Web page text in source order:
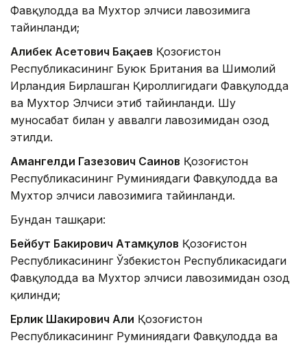
Фавқулодда ва Мухтор элчиси лавозимига
тайинланди;
Алибек Асетович Бақаев Қозоғистон
Республикасининг Буюк Британия ва Шимолий
Ирландия Бирлашган Қироллигидаги Фавқулодда
ва Мухтор Элчиси этиб тайинланди. Шу
муносабат билан у аввалги лавозимидан озод
этилди.
Амангелди Газезович Саинов Қозоғистон
Республикасининг Руминиядаги Фавқулодда ва
Мухтор элчиси лавозимига тайинланди.
Бундан ташқари:
Бейбут Бакирович Атамқулов Қозоғистон
Республикасининг Ўзбекистон Республикасидаги
Фавқулодда ва Мухтор элчиси лавозимидан озод
қилинди;
Ерлик Шакирович Али Қозоғистон
Республикасининг Руминиядаги Фавқулодда ва